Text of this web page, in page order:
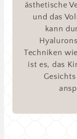
ästhetische
und das
kann
Techniken
ist es, das